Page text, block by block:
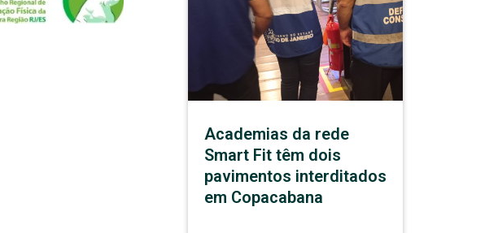
Academias da rede
Smart Fit têm dois
pavimentos interditados
em Copacabana